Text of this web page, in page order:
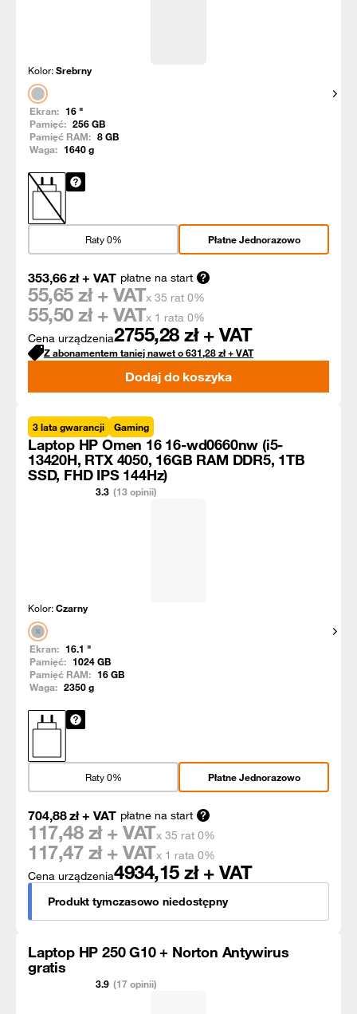
Kolor:Srebrny
Ekran: 16 "
Pamięć: 256GB
Pamięć RAM: 8GB
Waga: 1640g
Płatne Jednorazowo
Raty 0%
Cena urządzenia2755,28 zł + VAT
353,66zł+ VAT płatne na start
55,65 zł + VATx 35 rat 0%
55,50 zł + VATx 1 rata 0%
Z abonamentem taniej nawet o631,28zł+ VAT
Dodaj do koszyka
3 lata gwarancji Gaming
Laptop HP Omen 16 16-wd0660nw (i5-
13420H, RTX 4050, 16GB RAM DDR5, 1TB
SSD, FHD IPS 144Hz)
3.3 (13 opinii)
Kolor:Czarny
Ekran: 16.1 "
Pamięć: 1024GB
Pamięć RAM: 16GB
Waga: 2350g
Płatne Jednorazowo
Raty 0%
Cena urządzenia4934,15 zł + VAT
704,88zł+ VAT płatne na start
117,48 zł + VATx 35 rat 0%
117,47 zł + VATx 1 rata 0%
Produkt tymczasowo niedostępny
Laptop HP 250 G10 + Norton Antywirus
gratis
3.9 (17 opinii)